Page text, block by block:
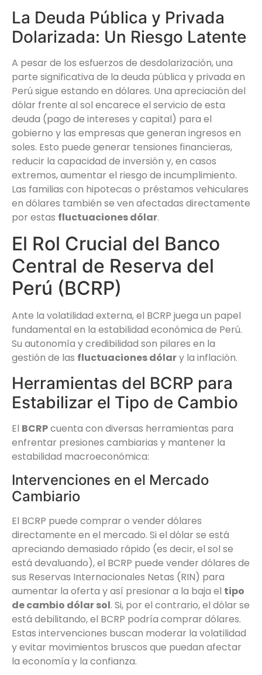
La Deuda Pública y Privada
Dolarizada: Un Riesgo Latente
A pesar de los esfuerzos de desdolarización, una
parte significativa de la deuda pública y privada en
Perú sigue estando en dólares. Una apreciación del
dólar frente al sol encarece el servicio de esta
deuda (pago de intereses y capital) para el
gobierno y las empresas que generan ingresos en
soles. Esto puede generar tensiones financieras,
reducir la capacidad de inversión y, en casos
extremos, aumentar el riesgo de incumplimiento.
Las familias con hipotecas o préstamos vehiculares
en dólares también se ven afectadas directamente
por estas fluctuaciones dólar.
El Rol Crucial del Banco
Central de Reserva del
Perú (BCRP)
Ante la volatilidad externa, el BCRP juega un papel
fundamental en la estabilidad económica de Perú.
Su autonomía y credibilidad son pilares en la
gestión de las fluctuaciones dólary la inflación.
Herramientas del BCRP para
Estabilizar el Tipo de Cambio
El BCRPcuenta con diversas herramientas para
enfrentar presiones cambiarias y mantener la
estabilidad macroeconómica:
Intervenciones en el Mercado
Cambiario
El BCRP puede comprar o vender dólares
directamente en el mercado. Si el dólar se está
apreciando demasiado rápido (es decir, el sol se
está devaluando), el BCRP puede vender dólares de
sus Reservas Internacionales Netas (RIN) para
aumentar la oferta y así presionar a la baja el tipo
de cambio dólar sol. Si, por el contrario, el dólar se
está debilitando, el BCRP podría comprar dólares.
Estas intervenciones buscan moderar la volatilidad
y evitar movimientos bruscos que puedan afectar
la economía y la confianza.